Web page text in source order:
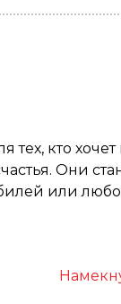
кто хочет
Они
или